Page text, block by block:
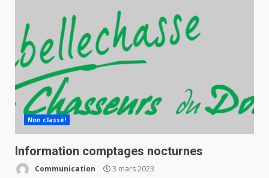
Non classé!
Information comptages nocturnes
Communication 3 mars 2023